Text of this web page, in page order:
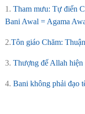
1. Tham mưu: Tự điển
Bani Awal = Agama
2.Tôn giáo Chăm:
3. Thượng đế Allah hiện
4. Bani không phải đạo